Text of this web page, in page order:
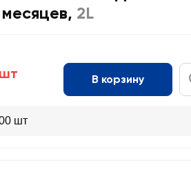
, 2L
шт В корзину
шт